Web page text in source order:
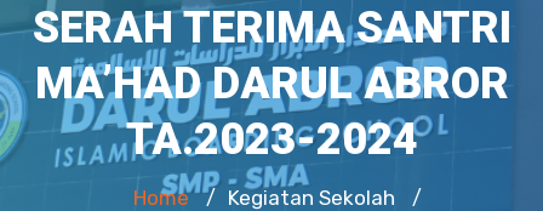
SERAH TERIMA SANTRI
MA’HAD DARUL ABROR
TA.2023-2024
Home / Kegiatan Sekolah /